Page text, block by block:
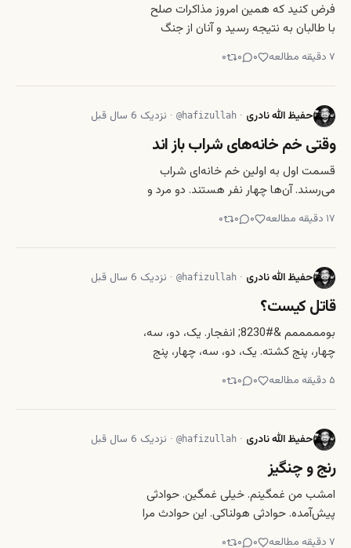
فرض کنید که همین امروز مذاکرات صلح
با طالبان به نتیجه رسید و آنان از جنگ
دست بر‌می‌دارند و به آغوش جامعه
افغانستان باز می‌گردند؛ اما پس از آن چه
می‌شود؟ ولی احساس جریحه‌دار شده
هیچ کودکی دیگر به دوره‌ی کودکی‌اش بر
نمی‌گردد و هیچ چیزی کمبود
۷ دقیقه مطالعه ۰ ۰ ۰
حفیظ الله نادری ·
@hafizullah
· نزدیک 6 سال قبل
وقتی خم خانه‌های شراب باز اند
قسمت اول به اولین خم خانه‌ای شراب
می‌رسند. آن‌ها چهار نفر هستند. دو مرد و
دو زن. موسیقی نسبتاً شادی از خم خانه
پخش می‌شود. یک مرد دیگر نیز با آن‌ها
یکجا می‌شود. یک مرد سی و هشت‌ساله؛
خندان و مؤدب. آن پنج نفر به جز کابل
همه سوییسی هستند. بار
۱۷ دقیقه مطالعه ۰ ۰ ۰
حفیظ الله نادری ·
@hafizullah
· نزدیک 6 سال قبل
قاتل کیست؟
بومممممم &#8230; انفجار. یک، دو، سه،
چهار، پنج کشته. یک، دو، سه، چهار، پنج
چهار، پنج &#8230; صدهزار حیران. کسی
این کار را کرد. کسی که خودش اول مُرد. او
اینجا بود. یک دقیقه پیش. خود را به موتر
کوبید و آن حالت ب
۵ دقیقه مطالعه ۰ ۰ ۰
حفیظ الله نادری ·
@hafizullah
· نزدیک 6 سال قبل
رنج و چنگیز
امشب من غمگینم. خیلی غمگین. حوادثی
پیش‌آمده. حوادثی هولناکی. این حوادث مرا
غمگین ساخته‌اند. این حوادث مرا
۷ دقیقه مطالعه ۰ ۰ ۰